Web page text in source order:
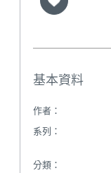
基本資料
作者：
系列：
分類：